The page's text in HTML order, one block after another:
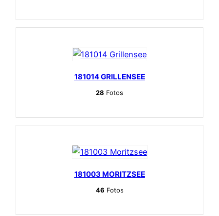
181014 GRILLENSEE
28 Fotos
181003 MORITZSEE
46 Fotos